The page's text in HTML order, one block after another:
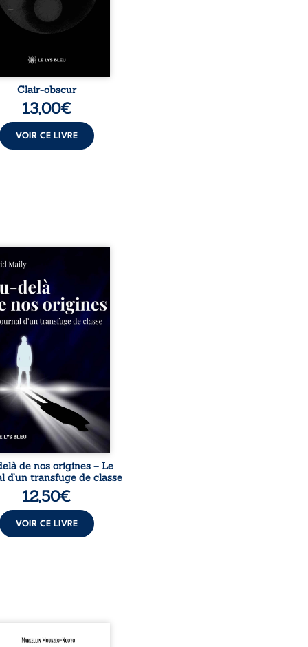
contemporain, invitant
à questionner ses ...
Clair-obscur
13,00€
VOIR CE LIVRE
un milieu populaire où
et les fractures
tenaient lieu de
David a choisi la
Très tôt, l’école et les
deviennent ses armes de
sociale. S’arracher à
exige pourtant un
Pris entre deux
l’homme réalise que
professionnels ne
guérissent ni ...
de nos origines – Le
d’un transfuge de classe
12,50€
VOIR CE LIVRE
mon pays se